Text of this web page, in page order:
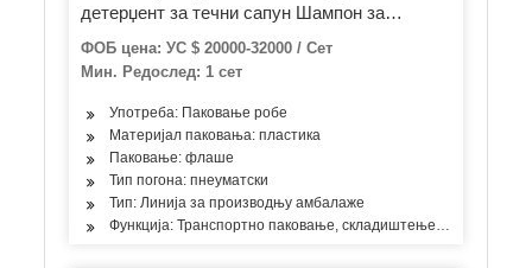
детерџент за течни сапун Шампон за
машину за прање посуђа Регенератор за
косу Ландри течни алкохолни гел за пуњење
машина за линију пуњења боца
ФОБ цена: УС $ 20000-32000 / Сет
Мин. Редослед: 1 сет
Употреба: Паковање робе
Материјал паковања: пластика
Паковање: флаше
Тип погона: пнеуматски
Тип: Линија за производњу амбалаже
Функција: Транспортно паковање, складиштење и паковање,